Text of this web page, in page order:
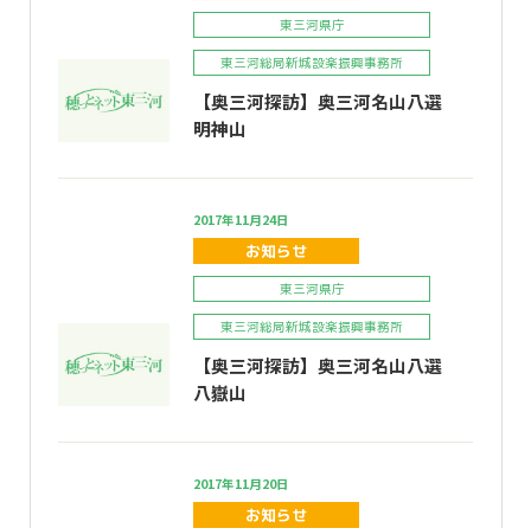
東三河県庁
東三河総局新城設楽振興事務所
【奥三河探訪】奥三河名山八選
明神山
2017年11月24日
お知らせ
東三河県庁
東三河総局新城設楽振興事務所
【奥三河探訪】奥三河名山八選
八嶽山
2017年11月20日
お知らせ